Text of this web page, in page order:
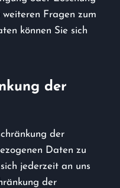
Fragen zum
können Sie sich
der
der
Daten zu
jederzeit an uns
der